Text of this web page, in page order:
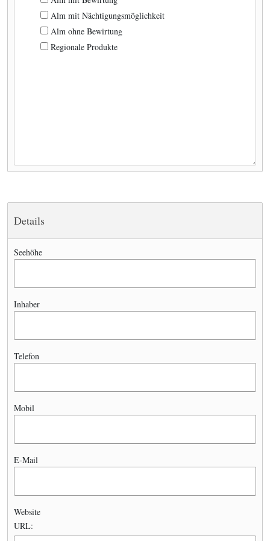
Alm mit Nächtigungsmöglichkeit
Alm ohne Bewirtung
Regionale Produkte
Details
Seehöhe
Inhaber
Telefon
Mobil
E-Mail
Website
URL: